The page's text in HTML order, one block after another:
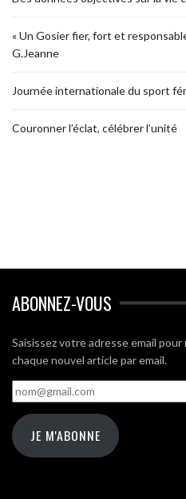
« Un Gosier fier, fort et
G.Jeanne
Journée internationale du sport
Couronner l’éclat, célébrer l’unité
ABONNEZ-VOUS
Saisissez votre adresse email
chaque nouvel article par email.
nom@gmail.com
JE M'ABONNE